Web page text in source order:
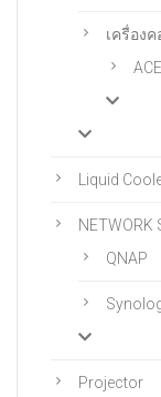
เครื่อง
Liquid
NETWORK
QNAP
Projector